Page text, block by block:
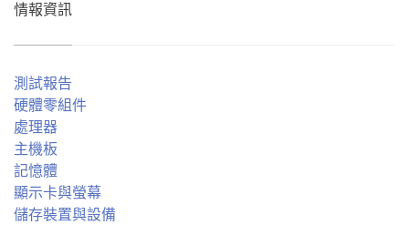
情報資訊
測試報告
硬體零組件
處理器
主機板
記憶體
顯示卡與螢幕
儲存裝置與設備